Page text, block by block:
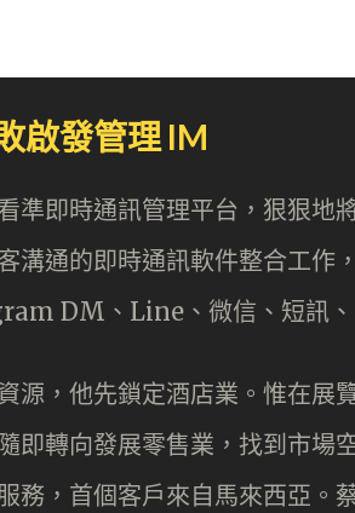
啟發管理 IM
準即時通訊管理平台，狠狠地
溝通的即時通訊軟件整合工作
DM、Line、微信、短訊、
源，他先鎖定酒店業。惟在展
即轉向發展零售業，找到市
務，首個客戶來自馬來西亞。